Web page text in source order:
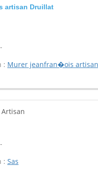
artisan Druillat
: Murer jeanfran�ois artisan
Artisan
: Sas